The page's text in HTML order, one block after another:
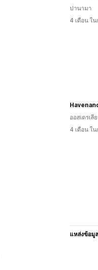
ปานามา
4 เดือน ใ
ออสเตรเลีย
4 เดือน ใ
แหล่งข้อมูล